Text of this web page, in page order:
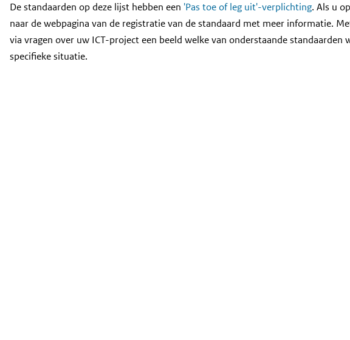
Content
De standaarden op deze lijst hebben een 'Pas toe of leg uit'-verplichting. Als u
naar de webpagina van de registratie van de standaard met meer informatie.
via vragen over uw ICT-project een beeld welke van onderstaande
specifieke situatie.